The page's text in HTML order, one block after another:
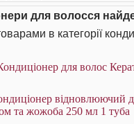
для волосся
в категорії
для волос
відновлюючий
та жожоба 250 мл 1 туба